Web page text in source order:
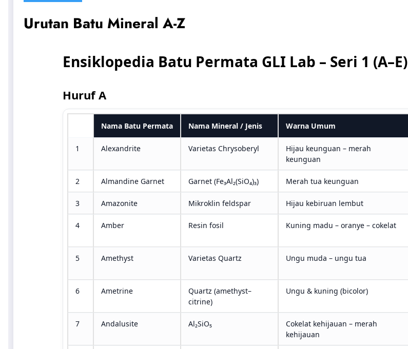
Urutan Batu Mineral A-Z
Ensiklopedia Batu Permata GLI Lab – Seri 1 (A–E)
Huruf A
Nama Batu Permata Nama Mineral / Jenis Warna Umum
1 Alexandrite Varietas Chrysoberyl
Hijau keunguan – merah
keunguan
2 Almandine Garnet Garnet (Fe₃Al₂(SiO₄)₃) Merah tua keunguan
3 Amazonite Mikroklin feldspar Hijau kebiruan lembut
4 Amber Resin fosil Kuning madu – oranye – cokelat
5 Amethyst Varietas Quartz Ungu muda – ungu tua
6 Ametrine
Quartz (amethyst–
citrine)
Ungu & kuning (bicolor)
7 Andalusite Al₂SiO₅
Cokelat kehijauan – merah
kehijauan